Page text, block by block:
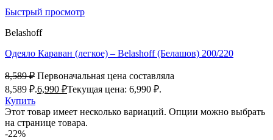
Быстрый просмотр
Belashoff
Одеяло Караван (легкое) – Belashoff (Белашов) 200/220
8,589₽ Первоначальная цена составляла
8,589 ₽.6,990 ₽Текущая цена: 6,990 ₽.
Купить
Этот товар имеет несколько вариаций. Опции можно выбрать
на странице товара.
-22%